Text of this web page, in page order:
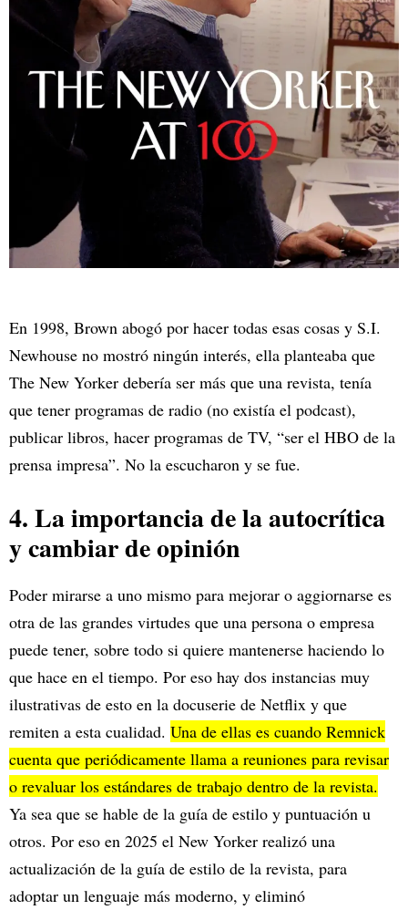
En 1998, Brown abogó por hacer todas esas cosas y S.I.
Newhouse no mostró ningún interés, ella planteaba que
The New Yorker debería ser más que una revista, tenía
que tener programas de radio (no existía el podcast),
publicar libros, hacer programas de TV, “ser el HBO de la
prensa impresa”. No la escucharon y se fue.
4. La importancia de la autocrítica
y cambiar de opinión
Poder mirarse a uno mismo para mejorar o aggiornarse es
otra de las grandes virtudes que una persona o empresa
puede tener, sobre todo si quiere mantenerse haciendo lo
que hace en el tiempo. Por eso hay dos instancias muy
ilustrativas de esto en la docuserie de Netflix y que
remiten a esta cualidad. Una de ellas es cuando Remnick
cuenta que periódicamente llama a reuniones para revisar
o revaluar los estándares de trabajo dentro de la revista.
Ya sea que se hable de la guía de estilo y puntuación u
otros. Por eso en 2025 el New Yorker realizó una
actualización de la guía de estilo de la revista, para
adoptar un lenguaje más moderno, y eliminó